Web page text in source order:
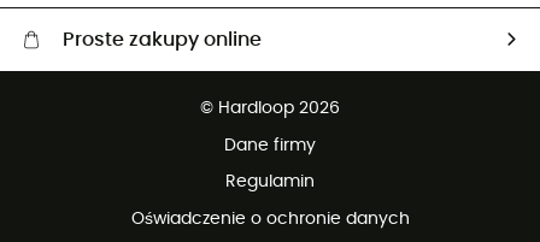
Proste zakupy online
© Hardloop 2026
Dane firmy
Regulamin
Oświadczenie o ochronie danych